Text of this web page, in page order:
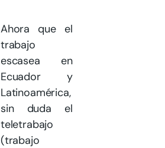
Ahora que el
trabajo
escasea en
Ecuador y
Latinoamérica,
sin duda el
teletrabajo
(trabajo